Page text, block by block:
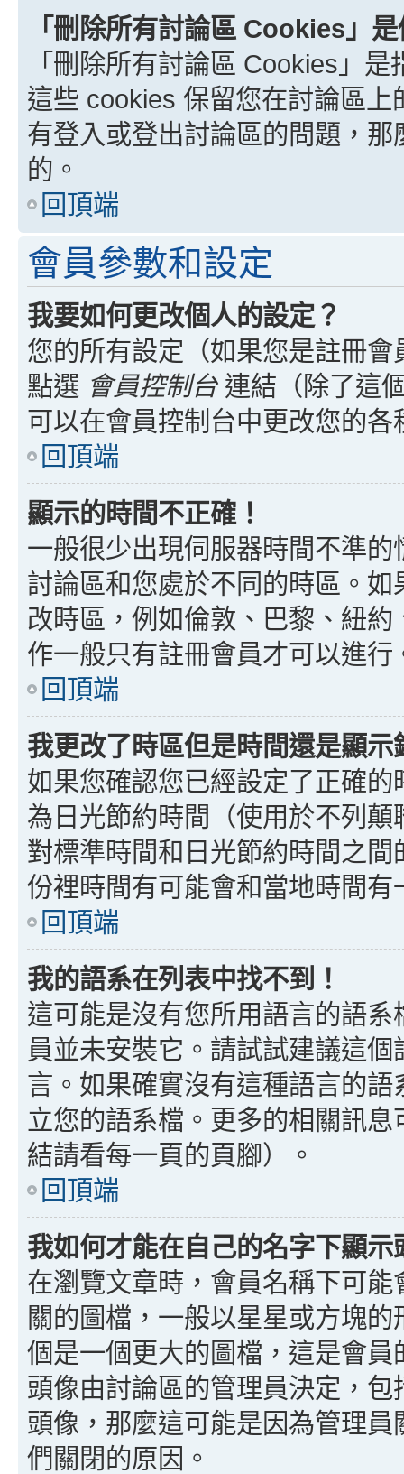
「刪除所有討論區 Cookies」
「刪除所有討論區 Cookies」
這些 cookies 保留您在討論區
有登入或登出討論區的問題，
的。
回頂端
會員參數和設定
我要如何更改個人的設定？
您的所有設定（如果您是註冊
點選 會員控制台連結（除了這
可以在會員控制台中更改您的各
回頂端
顯示的時間不正確！
一般很少出現伺服器時間不準
討論區和您處於不同的時區。
改時區，例如倫敦、巴黎、紐
作一般只有註冊會員才可以進
回頂端
我更改了時區但是時間還是顯示
如果您確認您已經設定了正確
為日光節約時間（使用於不列
對標準時間和日光節約時間之
份裡時間有可能會和當地時間
回頂端
我的語系在列表中找不到！
這可能是沒有您所用語言的語
員並未安裝它。請試試建議這
言。如果確實沒有這種語言的
立您的語系檔。更多的相關訊
結請看每一頁的頁腳）。
回頂端
我如何才能在自己的名字下顯
在瀏覽文章時，會員名稱下可
關的圖檔，一般以星星或方塊
個是一個更大的圖檔，這是會
頭像由討論區的管理員決定，
頭像，那麼這可能是因為管理
們關閉的原因。